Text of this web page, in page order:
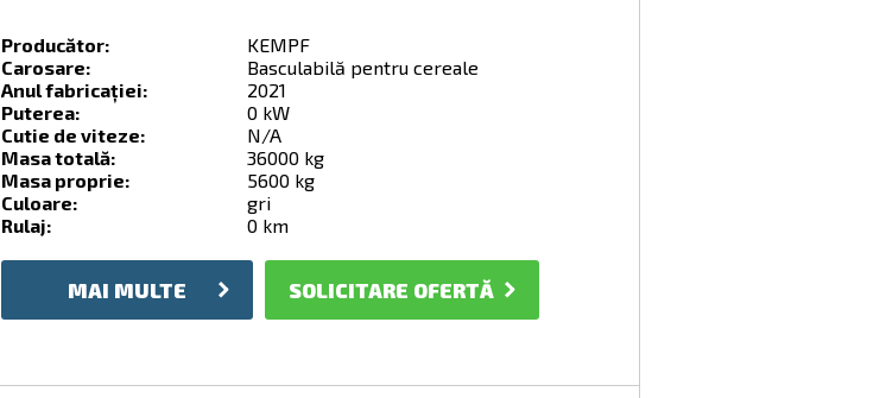
Producător:
KEMPF
Carosare:
Basculabilă pentru cereale
Anul fabricației:
2021
Puterea:
0 kW
Cutie de viteze:
N/A
Masa totală:
36000 kg
Masa proprie:
5600 kg
Culoare:
gri
Rulaj:
0 km
MAI MULTE SOLICITARE OFERTĂ